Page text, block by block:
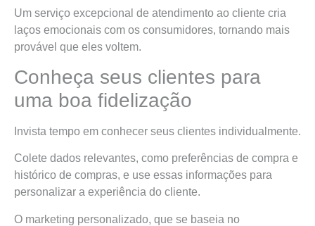
Um serviço excepcional de atendimento ao cliente cria
laços emocionais com os consumidores, tornando mais
provável que eles voltem.
Conheça seus clientes para
uma boa fidelização
Invista tempo em conhecer seus clientes individualmente.
Colete dados relevantes, como preferências de compra e
histórico de compras, e use essas informações para
personalizar a experiência do cliente.
O marketing personalizado, que se baseia no